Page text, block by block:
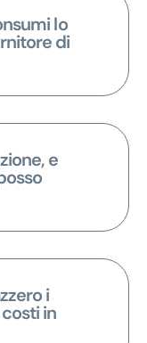
lo
di
e
i
in